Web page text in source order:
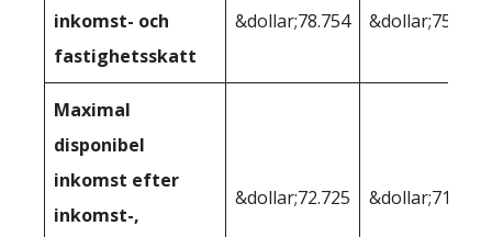
inkomst- och
fastighetsskatt
&dollar;78.754 &dollar;75.282
Maximal
disponibel
inkomst efter
inkomst-,
&dollar;72.725 &dollar;71.021